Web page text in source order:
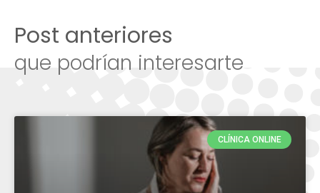
Post anteriores
que podrían interesarte
CLÍNICA ONLINE